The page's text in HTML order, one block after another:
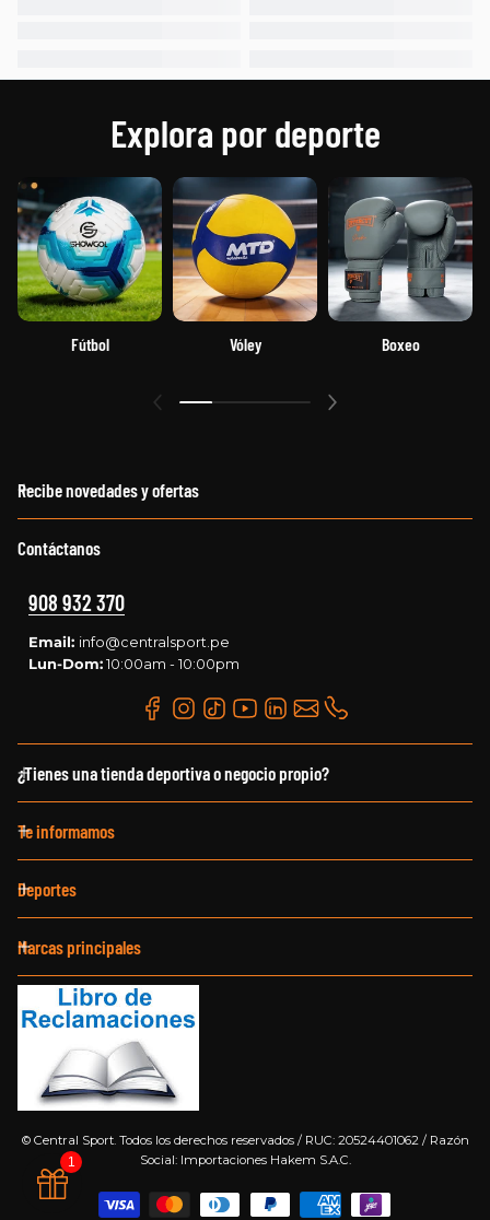
Explora por deporte
Fútbol Vóley Boxeo
Recibe novedades y ofertas
Contáctanos
908 932 370
Email: info@centralsport.pe
Lun-Dom: 10:00am - 10:00pm
¿Tienes una tienda deportiva o negocio propio?
Te informamos
Deportes
Marcas principales
© Central Sport. Todos los derechos reservados / RUC: 20524401062 / Razón
Social: Importaciones Hakem S.A.C.
1